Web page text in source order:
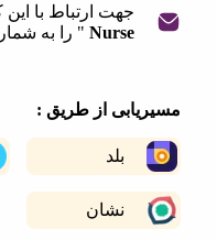
جهت ارتباط با این کسب و
Nurse" را به شماره
از طریق :
ویز
نشان